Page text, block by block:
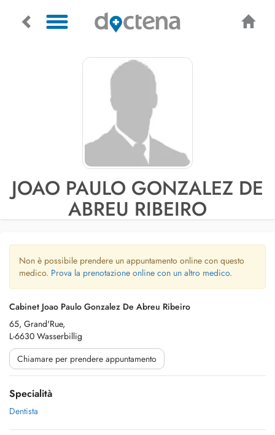
JOAO PAULO GONZALEZ DE
ABREU RIBEIRO
Non è possibile prendere un appuntamento online con questo
medico. Prova la prenotazione online con un altro medico.
Cabinet Joao Paulo Gonzalez De Abreu Ribeiro
65, Grand'Rue,
L-6630 Wasserbillig
Chiamare per prendere appuntamento
Specialità
Dentista